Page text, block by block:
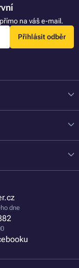
na váš e-mail.
Přihlásit odběr
dne